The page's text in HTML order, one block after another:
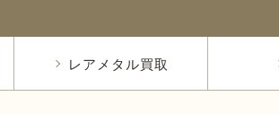
レアメタル買取